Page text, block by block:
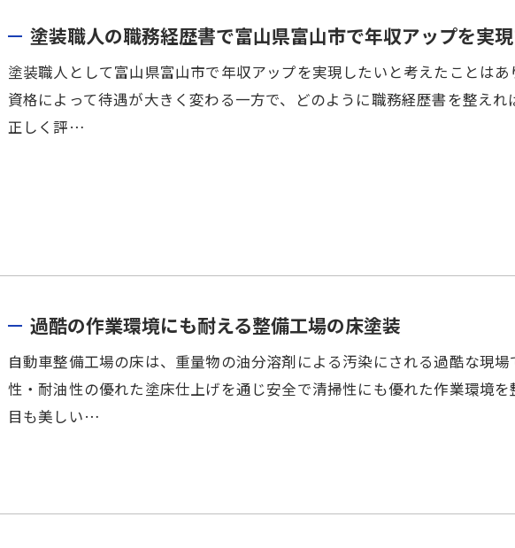
塗装職人の職務経歴書で富山県富山市で年収アップを実
塗装職人として富山県富山市で年収アップを実現したいと考えたことは
資格によって待遇が大きく変わる一方で、どのように職務経歴書を整え
正しく評…
過酷の作業環境にも耐える整備工場の床塗装
自動車整備工場の床は、重量物の油分溶剤による汚染にされる過酷な現
性・耐油性の優れた塗床仕上げを通じ安全で清掃性にも優れた作業環境
目も美しい…